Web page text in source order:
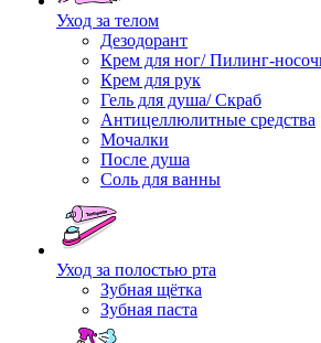
Уход за телом
Дезодорант
Крем для ног/ Пилинг-
Крем для рук
Гель для душа/ Скраб
Антицеллюлитные средства
Мочалки
После душа
Соль для ванны
Уход за полостью рта
Зубная щётка
Зубная паста